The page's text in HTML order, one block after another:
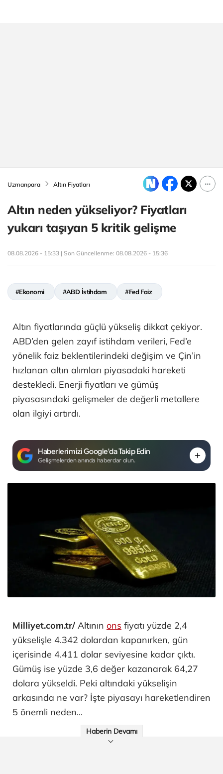
Uzmanpara Altın Fiyatları
Altın neden yükseliyor? Fiyatları
yukarı taşıyan 5 kritik gelişme
08.08.2026 - 15:33 | Son Güncellenme: 08.08.2026 - 15:36
#Ekonomi #ABD İstihdam #Fed Faiz
Altın fiyatlarında güçlü yükseliş dikkat çekiyor.
ABD’den gelen zayıf istihdam verileri, Fed’e
yönelik faiz beklentilerindeki değişim ve Çin’in
hızlanan altın alımları piyasadaki hareketi
destekledi. Enerji fiyatları ve gümüş
piyasasındaki gelişmeler de değerli metallere
olan ilgiyi artırdı.
Haberlerimizi Google'da Takip Edin
Gelişmelerden anında haberdar olun.
Milliyet.com.tr/ Altının ons fiyatı yüzde 2,4
yükselişle 4.342 dolardan kapanırken, gün
içerisinde 4.411 dolar seviyesine kadar çıktı.
Gümüş ise yüzde 3,6 değer kazanarak 64,27
dolara yükseldi. Peki altındaki yükselişin
arkasında ne var? İşte piyasayı hareketlendiren
5 önemli neden...
Haberin Devamı